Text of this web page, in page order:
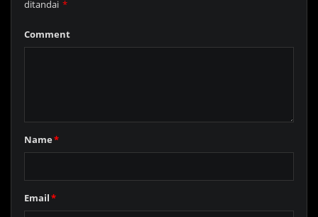
ditandai *
Comment
Name*
Email*